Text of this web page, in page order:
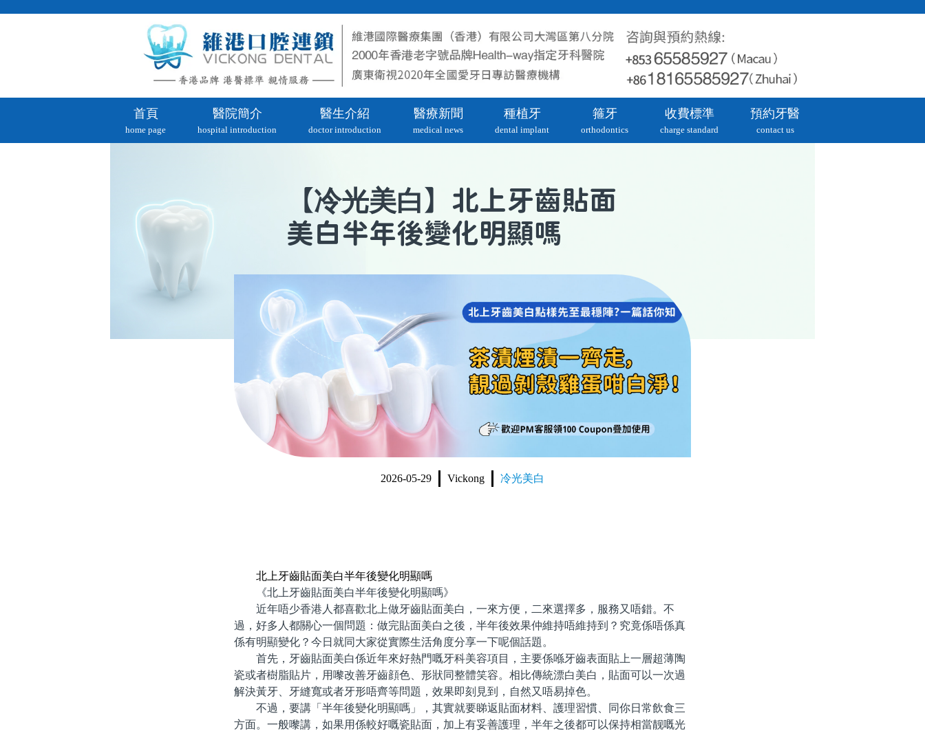
首頁
home page
醫院簡介
hospital introduction
醫生介紹
doctor introduction
醫療新聞
medical news
種植牙
dental implant
箍牙
orthodontics
收費標準
charge standard
預約牙醫
contact us
【冷光美白 】北上牙齒貼面
美白半年後變化明顯嗎
2026-05-29 Vickong 冷光美白
北上牙齒貼面美白半年後變化明顯嗎
《北上牙齒貼面美白半年後變化明顯嗎》
近年唔少香港人都喜歡北上做牙齒貼面美白，一來方便，二來選擇多，服務又唔錯。不
過，好多人都關心一個問題：做完貼面美白之後，半年後效果仲維持唔維持到？究竟係唔係真
係有明顯變化？今日就同大家從實際生活角度分享一下呢個話題。
首先，牙齒貼面美白係近年來好熱門嘅牙科美容項目，主要係喺牙齒表面貼上一層超薄陶
瓷或者樹脂貼片，用嚟改善牙齒顔色、形狀同整體笑容。相比傳統漂白美白，貼面可以一次過
解決黃牙、牙縫寬或者牙形唔齊等問題，效果即刻見到，自然又唔易掉色。
不過，要講「半年後變化明顯嗎」，其實就要睇返貼面材料、護理習慣、同你日常飲食三
方面。一般嚟講，如果用係較好嘅瓷貼面，加上有妥善護理，半年之後都可以保持相當靓嘅光